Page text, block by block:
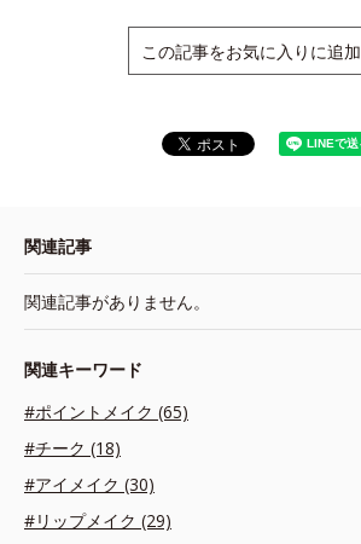
この記事をお気に入りに追加
関連記事
関連記事がありません。
関連キーワード
#ポイントメイク (65)
#チーク (18)
#アイメイク (30)
#リップメイク (29)